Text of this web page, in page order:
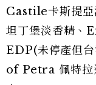
Castile卡斯提
坦丁堡淡香精、
EDP(未停產但
of Petra 佩特拉